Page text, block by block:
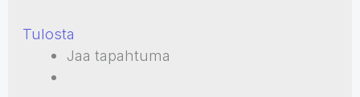
Tulosta
Jaa tapahtuma